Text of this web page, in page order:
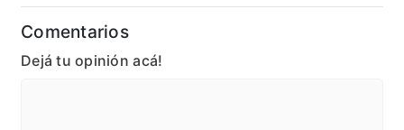
Comentarios
Dejá tu opinión acá!